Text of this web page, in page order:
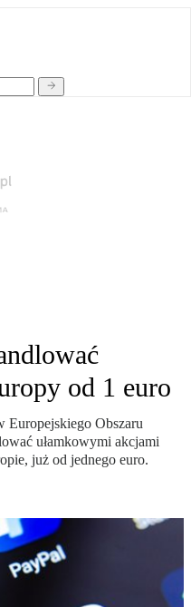
od 1 euro
Obszaru
ułamkowymi akcjami
już od jednego euro.